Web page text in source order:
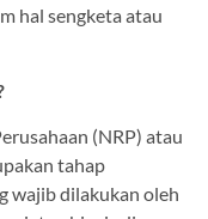
hal sengketa atau
(NRP) atau
tahap
wajib dilakukan oleh